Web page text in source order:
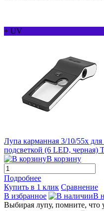
+ UV
Лупа карманная 3/10/55x
подсветкой (6 LED, черная)
В корзину
Подробнее
Купить в 1 клик Сравнение
В избранное
В
Выбирая лупу, помните, что